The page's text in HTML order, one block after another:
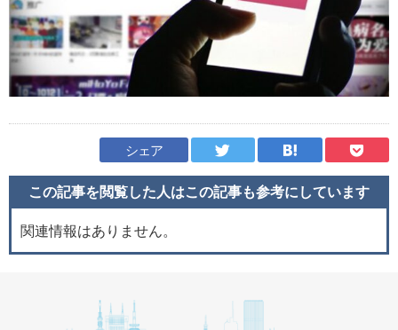
シェア
この記事を閲覧した人はこの記事も参考にしています
関連情報はありません。